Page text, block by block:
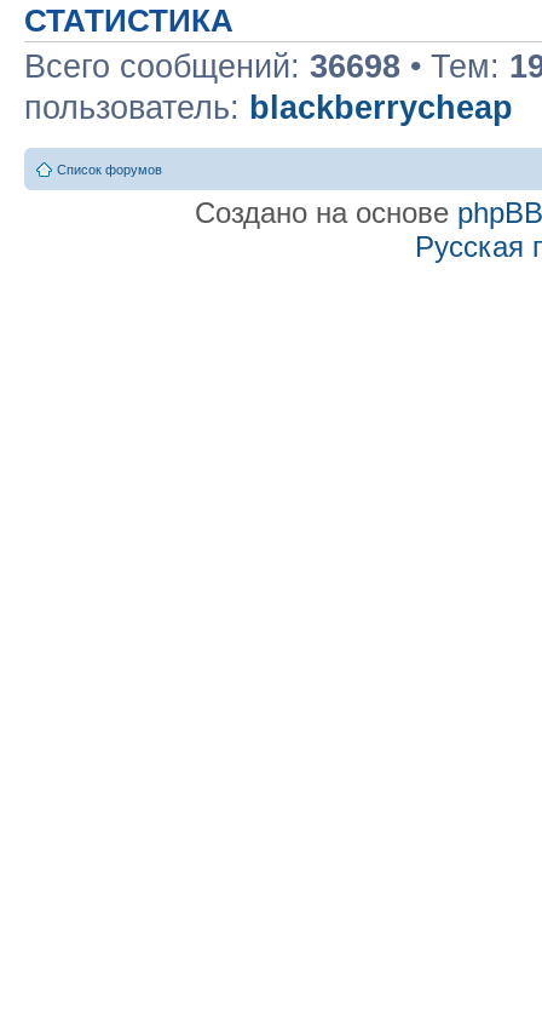
СТАТИСТИКА
Всего сообщений: 36698 • Тем:
пользователь: blackberrycheap
Список форумов
Создано на основе phpBB
Русская